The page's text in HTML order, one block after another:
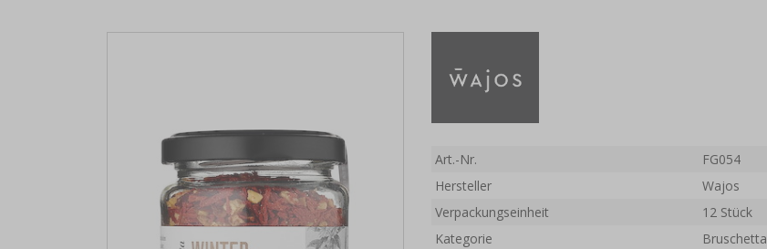
Art.-Nr.
FG054
Hersteller
Wajos
Verpackungseinheit
12 Stück
Kategorie
Bruschetta